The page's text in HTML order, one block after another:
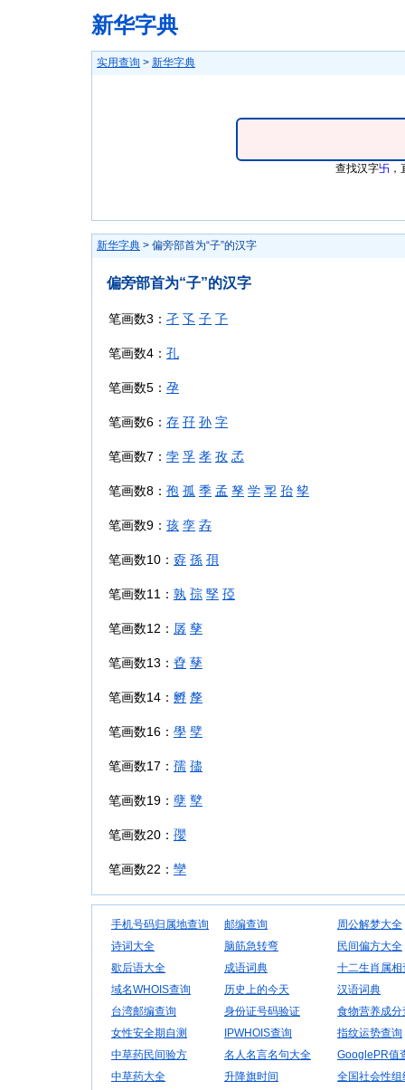
新华字典
实用查询 > 新华字典
查找汉字卐
新华字典 > 偏旁部首为“子”的汉字
偏旁部首为“子”的汉字
笔画数3： 孑 孓 子 孒
笔画数4： 孔
笔画数5： 孕
笔画数6： 存 孖 孙 字
笔画数7： 孛 孚 孝 孜 孞
笔画数8： 孢 孤 季 孟 孥 学 孠 孡 孧
笔画数9： 孩 孪 孨
笔画数10： 孬 孫 孭
笔画数11： 孰 孮 孯 孲
笔画数12： 孱 孳
笔画数13： 孴 孶
笔画数14： 孵 孷
笔画数16： 學 孹
笔画数17： 孺 孻
笔画数19： 孽 孼
笔画数20： 孾
笔画数22： 孿
手机号码归属地查询 邮编查询
周公解梦大全
诗词大全
脑筋急转弯
民间偏方大全
歇后语大全
成语词典
十二生肖属相
域名WHOIS查询
历史上的今天
汉语词典
台湾邮编查询
身份证号码验证
食物营养成分
女性安全期自测
IPWHOIS查询
指纹运势查询
中草药民间验方
名人名言名句大全
GooglePR值
中草药大全
升降旗时间
全国社会性组